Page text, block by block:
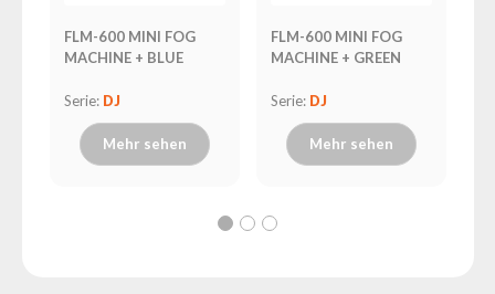
FLM-600 MINI FOG
MACHINE + BLUE
Serie: DJ
Mehr sehen
FLM-600 MINI FOG
MACHINE + GREEN
Serie: DJ
Mehr sehen